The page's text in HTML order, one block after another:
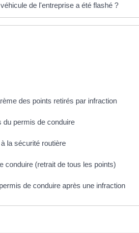
de l'entreprise a été flashé ?
des points retirés par infraction
du permis de conduire
la sécurité routière
conduire (retrait de tous les points)
de conduire après une infraction